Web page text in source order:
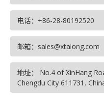
电话：+86-28-80192520
邮箱：sales@xtalong.com
地址： No.4 of XinHang
Chengdu City 611731,